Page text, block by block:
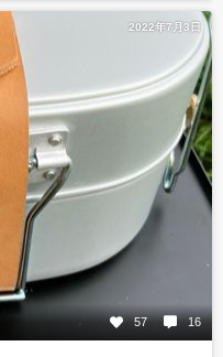
2022年7月3日
57 16